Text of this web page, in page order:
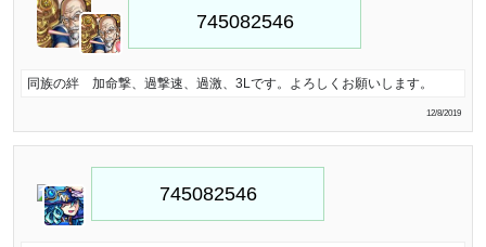
同族の絆 加命撃、過撃速、過激、3Lです。よろしくお願いします。
12/8/2019